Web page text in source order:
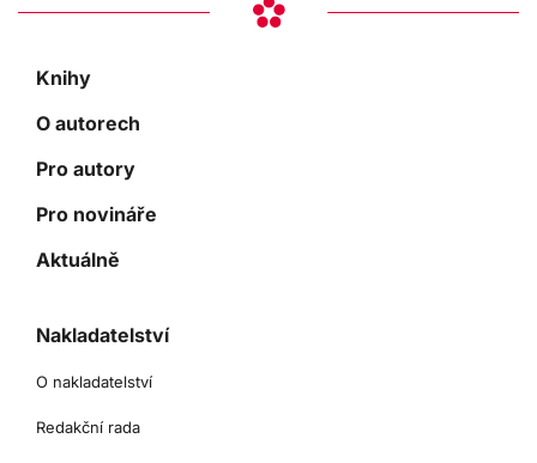
Knihy
O autorech
Pro autory
Pro novináře
Aktuálně
Nakladatelství
O nakladatelství
Redakční rada